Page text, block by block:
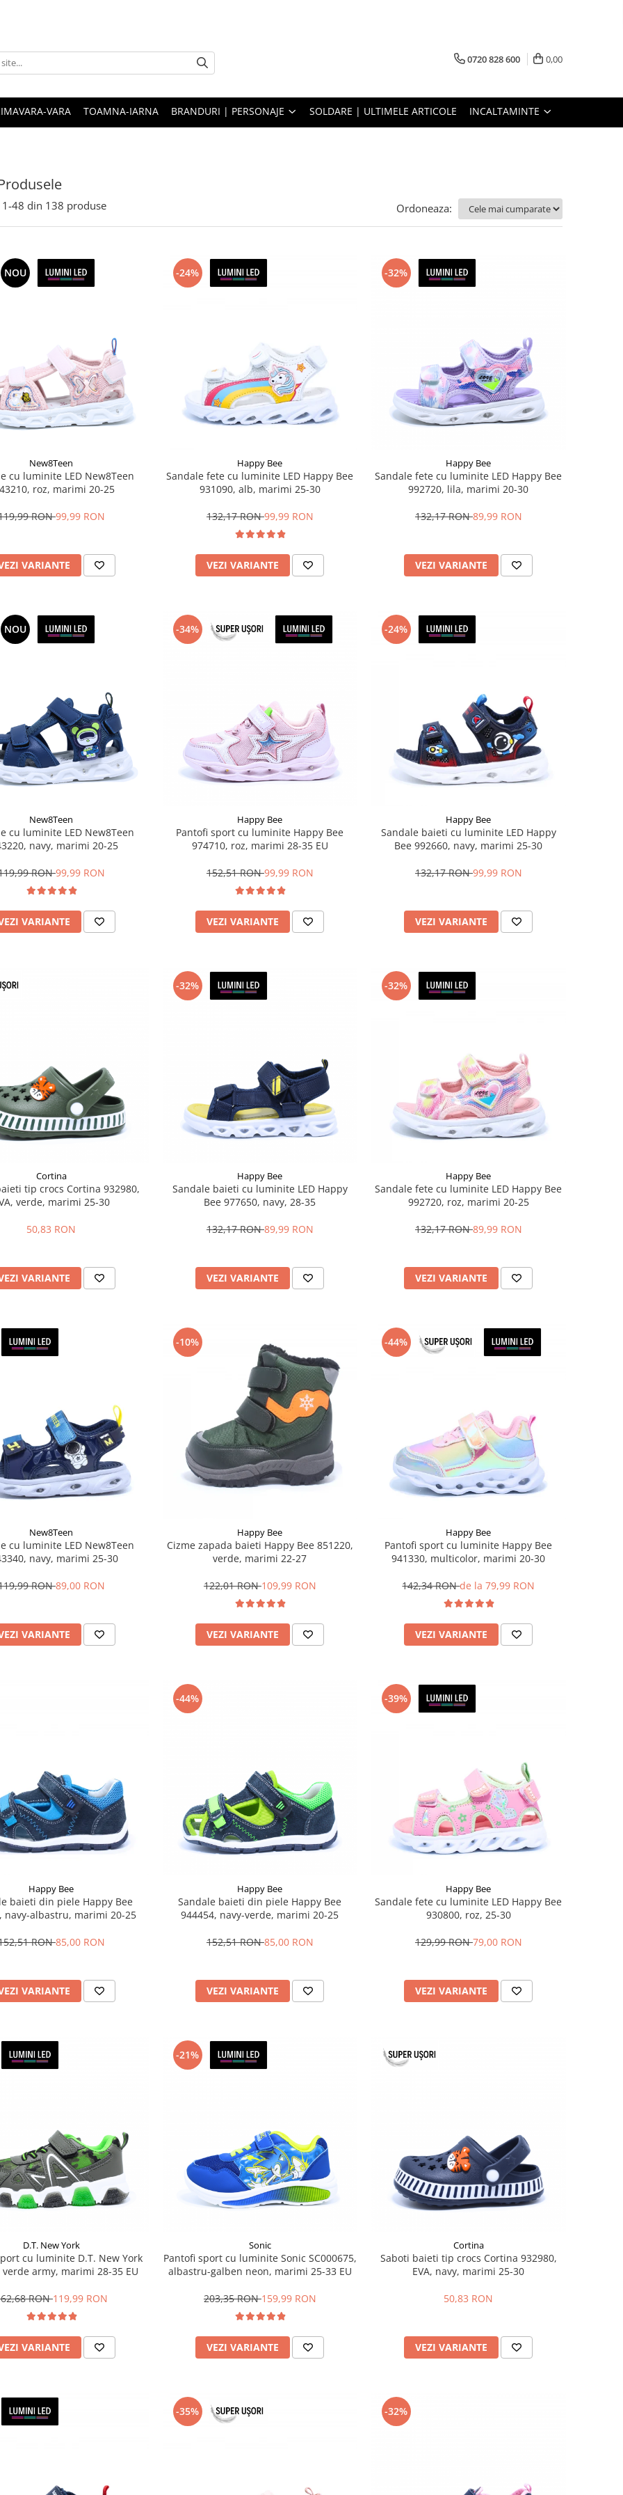
0720 828 600 0,00
VARA TOAMNA-IARNA BRANDURI | PERSONAJE SOLDARE | ULTIMELE ARTICOLE INCALTAMINTE
1-48 din 138 produse Ordoneaza:
NOU
New8Teen
cu luminite LED New8Teen
roz, marimi 20-25
RON99,99 RON
VARIANTE
-24%
Happy Bee
Sandale fete cu luminite LED Happy Bee
931090, alb, marimi 25-30
132,17 RON99,99 RON
VEZI VARIANTE
-32%
Happy Bee
Sandale fete cu luminite LED Happy Bee
992720, lila, marimi 20-30
132,17 RON89,99 RON
VEZI VARIANTE
NOU
New8Teen
cu luminite LED New8Teen
navy, marimi 20-25
RON99,99 RON
VARIANTE
-34%
Happy Bee
Pantofi sport cu luminite Happy Bee
974710, roz, marimi 28-35 EU
152,51 RON99,99 RON
VEZI VARIANTE
-24%
Happy Bee
Sandale baieti cu luminite LED Happy
Bee 992660, navy, marimi 25-30
132,17 RON99,99 RON
VEZI VARIANTE
Cortina
tip crocs Cortina 932980,
verde, marimi 25-30
50,83 RON
VARIANTE
-32%
Happy Bee
Sandale baieti cu luminite LED Happy
Bee 977650, navy, 28-35
132,17 RON89,99 RON
VEZI VARIANTE
-32%
Happy Bee
Sandale fete cu luminite LED Happy Bee
992720, roz, marimi 20-25
132,17 RON89,99 RON
VEZI VARIANTE
New8Teen
cu luminite LED New8Teen
navy, marimi 25-30
RON89,00 RON
VARIANTE
-10%
Happy Bee
Cizme zapada baieti Happy Bee 851220,
verde, marimi 22-27
122,01 RON109,99 RON
VEZI VARIANTE
-44%
Happy Bee
Pantofi sport cu luminite Happy Bee
941330, multicolor, marimi 20-30
142,34 RONde la 79,99 RON
VEZI VARIANTE
Happy Bee
baieti din piele Happy Bee
navy-albastru, marimi 20-25
RON85,00 RON
VARIANTE
-44%
Happy Bee
Sandale baieti din piele Happy Bee
944454, navy-verde, marimi 20-25
152,51 RON85,00 RON
VEZI VARIANTE
-39%
Happy Bee
Sandale fete cu luminite LED Happy Bee
930800, roz, 25-30
129,99 RON79,00 RON
VEZI VARIANTE
D.T. New York
cu luminite D.T. New York
verde army, marimi 28-35 EU
RON119,99 RON
VARIANTE
-21%
Sonic
Pantofi sport cu luminite Sonic SC000675,
albastru-galben neon, marimi 25-33 EU
203,35 RON159,99 RON
VEZI VARIANTE
Cortina
Saboti baieti tip crocs Cortina 932980,
EVA, navy, marimi 25-30
50,83 RON
VEZI VARIANTE
-35% -32%